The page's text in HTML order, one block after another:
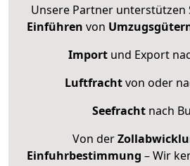
Unsere Partner unterstützen
Einführen von
Importund Export
Luftfrachtvon oder
Seefrachtnach
Von der
Einfuhrbestimmung – Wir